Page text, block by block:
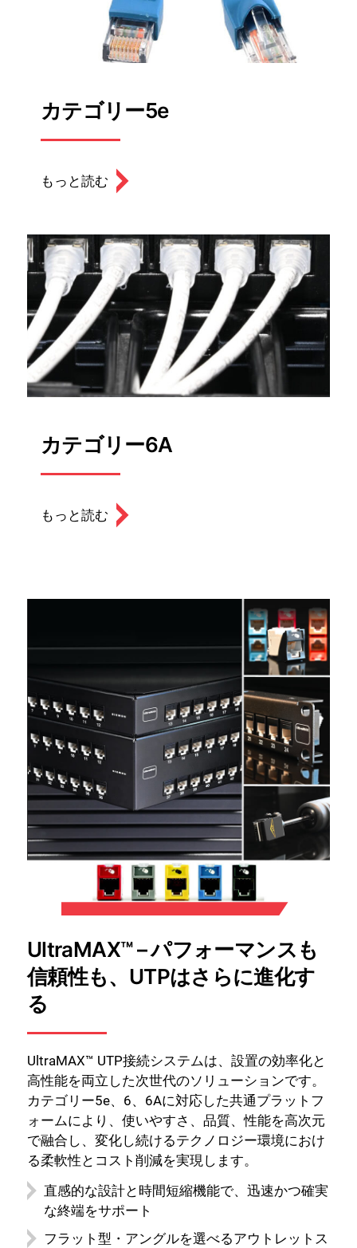
カテゴリー5e
もっと読む
カテゴリー6A
もっと読む
UltraMAX™ – パフォーマンスも
信頼性も、UTPはさらに進化す
る
UltraMAX™ UTP接続システムは、設置の効率化と
高性能を両立した次世代のソリューションです。
カテゴリー5e、6、6Aに対応した共通プラットフ
ォームにより、使いやすさ、品質、性能を高次元
で融合し、変化し続けるテクノロジー環境におけ
る柔軟性とコスト削減を実現します。
直感的な設計と時間短縮機能で、迅速かつ確実
な終端をサポート
フラット型・アングルを選べるアウトレットス